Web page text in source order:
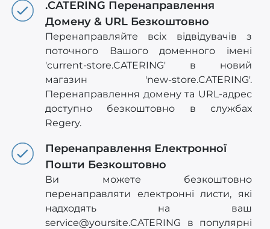
.CATERING Перенаправлення
Домену & URL Безкоштовно
Перенаправляйте всіх відвідувачів з
поточного Вашого доменного імені
'current-store.CATERING' в новий
магазин 'new-store.CATERING'.
Перенаправлення домену та URL-адрес
доступно безкоштовно в службах
Regery.
Перенаправлення Електронної
Пошти Безкоштовно
Ви можете безкоштовно
перенаправляти електронні листи, які
надходять на ваш
service@yoursite.CATERING в популярні